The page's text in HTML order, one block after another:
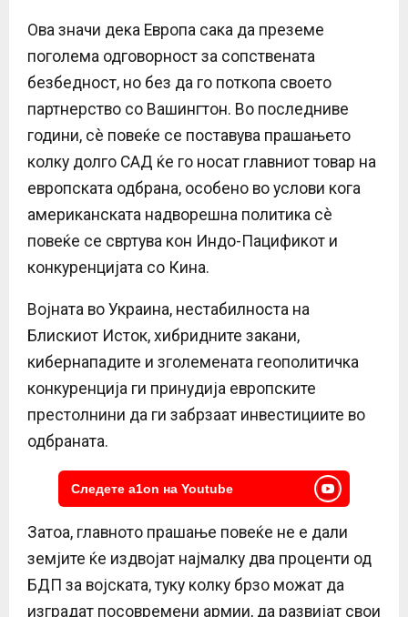
Ова значи дека Европа сака да преземе
поголема одговорност за сопствената
безбедност, но без да го поткопа своето
партнерство со Вашингтон. Во последниве
години, сè повеќе се поставува прашањето
колку долго САД ќе го носат главниот товар на
европската одбрана, особено во услови кога
американската надворешна политика сè
повеќе се свртува кон Индо-Пацификот и
конкуренцијата со Кина.
Војната во Украина, нестабилноста на
Блискиот Исток, хибридните закани,
кибернападите и зголемената геополитичка
конкуренција ги принудија европските
престолнини да ги забрзаат инвестициите во
одбраната.
Следете a1on на Youtube
Затоа, главното прашање повеќе не е дали
земјите ќе издвојат најмалку два проценти од
БДП за војската, туку колку брзо можат да
изградат посовремени армии, да развијат свои